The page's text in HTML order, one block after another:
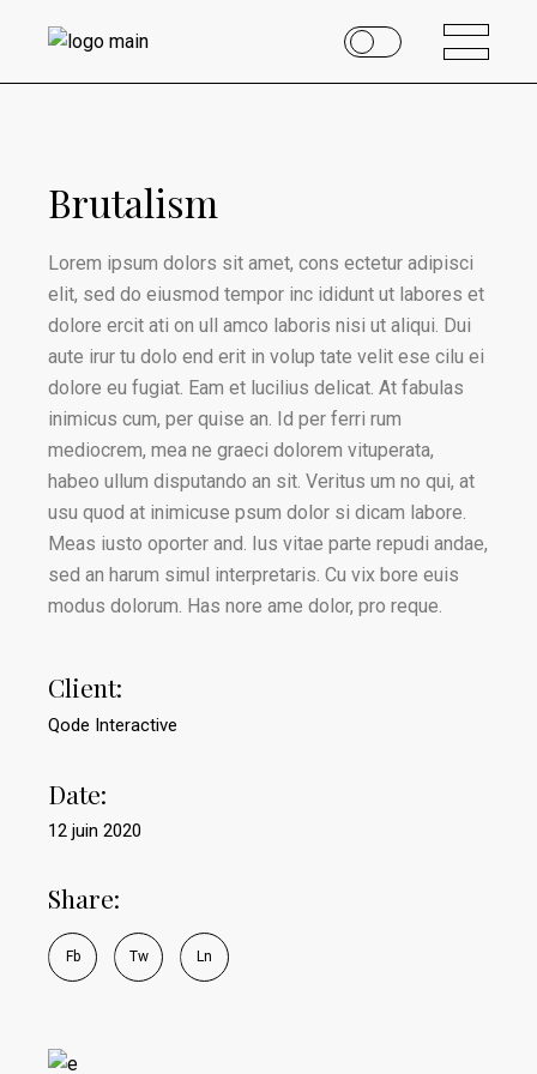
Brutalism
Lorem ipsum dolors sit amet, cons ectetur adipisci
elit, sed do eiusmod tempor inc ididunt ut labores et
dolore ercit ati on ull amco laboris nisi ut aliqui. Dui
aute irur tu dolo end erit in volup tate velit ese cilu ei
dolore eu fugiat. Eam et lucilius delicat. At fabulas
inimicus cum, per quise an. Id per ferri rum
mediocrem, mea ne graeci dolorem vituperata,
habeo ullum disputando an sit. Veritus um no qui, at
usu quod at inimicuse psum dolor si dicam labore.
Meas iusto oporter and. Ius vitae parte repudi andae,
sed an harum simul interpretaris. Cu vix bore euis
modus dolorum. Has nore ame dolor, pro reque.
Client:
Qode Interactive
Date:
12 juin 2020
Share:
Fb Tw Ln